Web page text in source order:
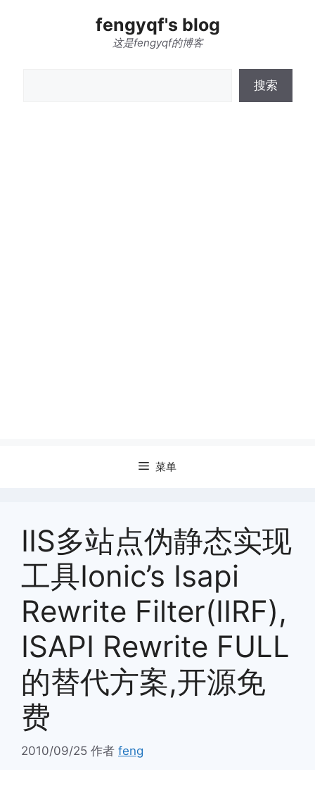
fengyqf's blog
这是fengyqf的博客
搜索
菜单
IIS多站点伪静态实现
工具Ionic’s Isapi
Rewrite Filter(IIRF),
ISAPI Rewrite FULL
的替代方案,开源免
费
2010/09/25 作者 feng